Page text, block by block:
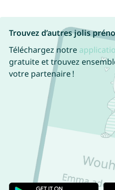
Trouvez d’autres jolis
Téléchargez notre
gratuite et trouvez
votre partenaire !